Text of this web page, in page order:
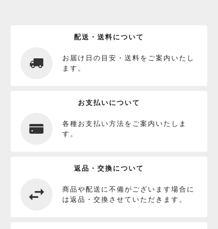
配送・送料について
お届け日の目安・送料をご案内いたし
ます。
お支払いについて
各種お支払い方法をご案内いたしま
す。
返品・交換について
商品や配送に不備がございます場合に
は返品・交換させていただきます。